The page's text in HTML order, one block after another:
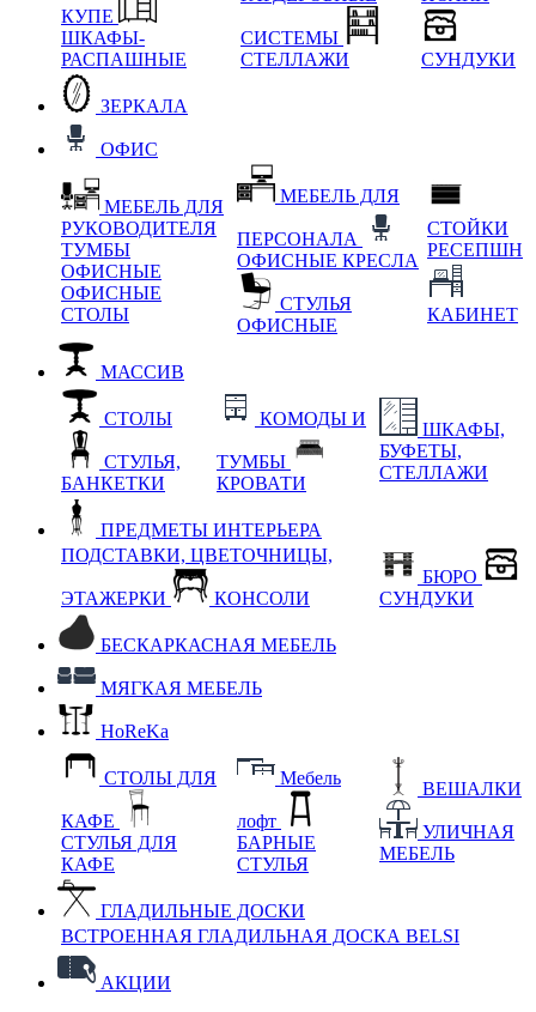
КУПЕ
ШКАФЫ-
РАСПАШНЫЕ
СИСТЕМЫ
СТЕЛЛАЖИ
СУНДУКИ
ЗЕРКАЛА
ОФИС
МЕБЕЛЬ ДЛЯ
РУКОВОДИТЕЛЯ
ТУМБЫ
ОФИСНЫЕ
ОФИСНЫЕ
СТОЛЫ
МЕБЕЛЬ ДЛЯ
ПЕРСОНАЛА
ОФИСНЫЕ КРЕСЛА
СТУЛЬЯ
ОФИСНЫЕ
СТОЙКИ
РЕСЕПШН
КАБИНЕТ
МАССИВ
СТОЛЫ
СТУЛЬЯ,
БАНКЕТКИ
КОМОДЫ И
ТУМБЫ
КРОВАТИ
ШКАФЫ,
БУФЕТЫ,
СТЕЛЛАЖИ
ПРЕДМЕТЫ ИНТЕРЬЕРА
ПОДСТАВКИ, ЦВЕТОЧНИЦЫ,
ЭТАЖЕРКИ КОНСОЛИ
БЮРО
СУНДУКИ
БЕСКАРКАСНАЯ МЕБЕЛЬ
МЯГКАЯ МЕБЕЛЬ
HoReKa
СТОЛЫ ДЛЯ
КАФЕ
СТУЛЬЯ ДЛЯ
КАФЕ
Мебель
лофт
БАРНЫЕ
СТУЛЬЯ
ВЕШАЛКИ
УЛИЧНАЯ
МЕБЕЛЬ
ГЛАДИЛЬНЫЕ ДОСКИ
ВСТРОЕННАЯ ГЛАДИЛЬНАЯ ДОСКА BELSI
АКЦИИ